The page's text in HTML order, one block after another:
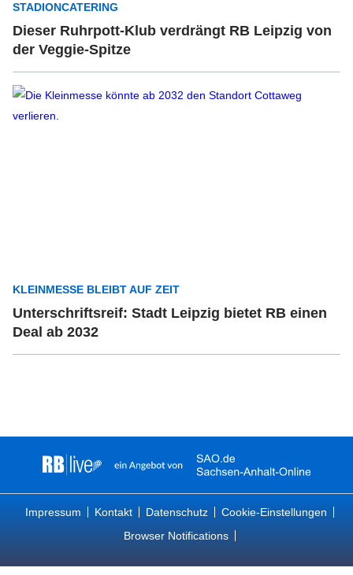
STADIONCATERING
Dieser Ruhrpott-Klub verdrängt RB Leipzig von
der Veggie-Spitze
KLEINMESSE BLEIBT AUF ZEIT
Unterschriftsreif: Stadt Leipzig bietet RB einen
Deal ab 2032
Impressum Kontakt Datenschutz
Cookie-Einstellungen
Browser Notifications